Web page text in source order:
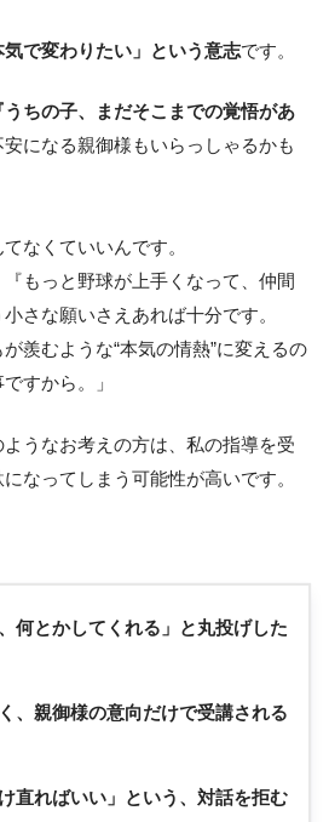
で変わりたい」という意志です。
うちの子、まだそこまでの覚悟があ
安になる親御様もいらっしゃるかも
なくていいんです。
『もっと野球が上手くなって、仲間
さな願いさえあれば十分です。
羨むような“本気の情熱”に変えるの
すから。」
うなお考えの方は、私の指導を受
なってしまう可能性が高いです。
何とかしてくれる」と丸投げした
、親御様の意向だけで受講される
直ればいい」という、対話を拒む